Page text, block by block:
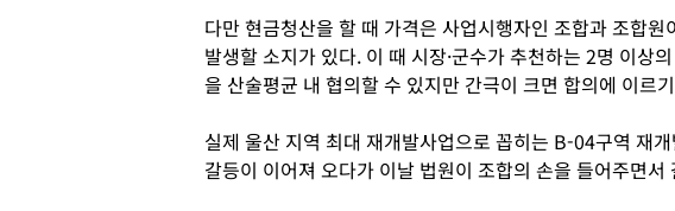
다만 현금청산을 할 때 가격은 사업시행자인 조합과 조합원
발생할 소지가 있다. 이 때 시장·군수가 추천하는 2명 이상
을 산술평균 내 협의할 수 있지만 간극이 크면 합의에 이르
실제 울산 지역 최대 재개발사업으로 꼽히는 B-04구역 재
갈등이 이어져 오다가 이날 법원이 조합의 손을 들어주면